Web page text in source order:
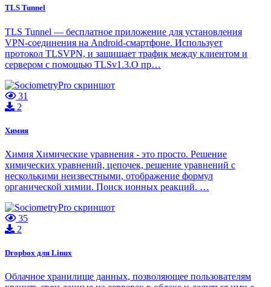
TLS Tunnel
TLS Tunnel — бесплатное приложение для установления
VPN-соединения на Android-смартфоне. Использует
протокол TLSVPN, и защищает трафик между клиентом и
сервером с помощью TLSv1.3.О пр…
31
2
Химия
Химия Химические уравнения - это просто. Решение
химических уравнений, цепочек, решение уравнений с
несколькими неизвестными, отображение формул
органической химии. Поиск ионных реакций. …
35
2
Dropbox для Linux
Облачное хранилище данных, позволяющее пользователям